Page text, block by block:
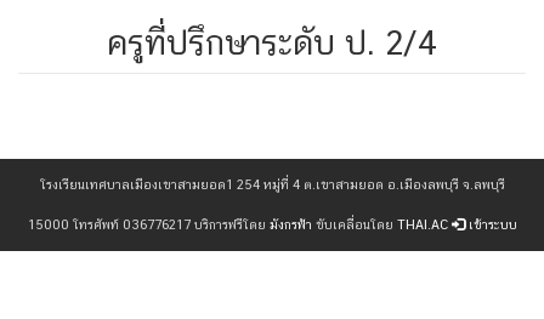
ครูที่ปรึกษาระดับ ป. 2/4
โรงเรียนเทศบาลเมืองเขาสามยอด1 254 หมู่ที่ 4 ต.เขาสามยอด อ.เมืองลพบุรี จ.ลพบุรี
15000 โทรศัพท์ 036776217 บริการฟรีโดย มังกรฟ้า ขับเคลื่อนโดย THAI.AC เข้าระบบ